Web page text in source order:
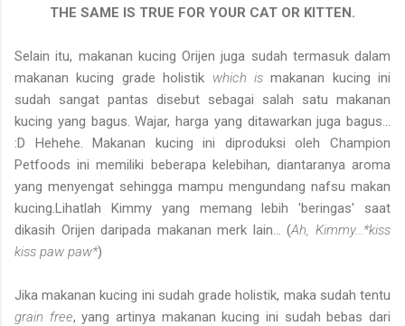
THE SAME IS TRUE FOR YOUR CAT OR KITTEN.
Selain itu, makanan kucing Orijen juga sudah termasuk dalam
makanan kucing grade holistik which ismakanan kucing ini
sudah sangat pantas disebut sebagai salah satu makanan
kucing yang bagus. Wajar, harga yang ditawarkan juga bagus...
:D Hehehe. Makanan kucing ini diproduksi oleh Champion
Petfoods ini memiliki beberapa kelebihan, diantaranya aroma
yang menyengat sehingga mampu mengundang nafsu makan
kucing.Lihatlah Kimmy yang memang lebih 'beringas' saat
dikasih Orijen daripada makanan merk lain... (Ah, Kimmy...*kiss
kiss paw paw*)
Jika makanan kucing ini sudah grade holistik, maka sudah tentu
grain free, yang artinya makanan kucing ini sudah bebas dari